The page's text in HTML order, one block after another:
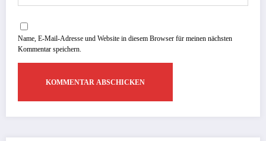
Name, E-Mail-Adresse und Website in diesem Browser für meinen nächsten
Kommentar speichern.